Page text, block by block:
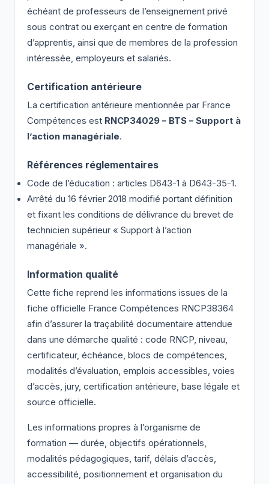
échéant de professeurs de l’enseignement privé
sous contrat ou exerçant en centre de formation
d’apprentis, ainsi que de membres de la profession
intéressée, employeurs et salariés.
Certification antérieure
La certification antérieure mentionnée par France
Compétences est RNCP34029 – BTS – Support à
l’action managériale.
Références réglementaires
Code de l’éducation : articles D643-1 à D643-35-1.
Arrêté du 16 février 2018 modifié portant définition
et fixant les conditions de délivrance du brevet de
technicien supérieur « Support à l’action
managériale ».
Information qualité
Cette fiche reprend les informations issues de la
fiche officielle France Compétences RNCP38364
afin d’assurer la traçabilité documentaire attendue
dans une démarche qualité : code RNCP, niveau,
certificateur, échéance, blocs de compétences,
modalités d’évaluation, emplois accessibles, voies
d’accès, jury, certification antérieure, base légale et
source officielle.
Les informations propres à l’organisme de
formation — durée, objectifs opérationnels,
modalités pédagogiques, tarif, délais d’accès,
accessibilité, positionnement et organisation du